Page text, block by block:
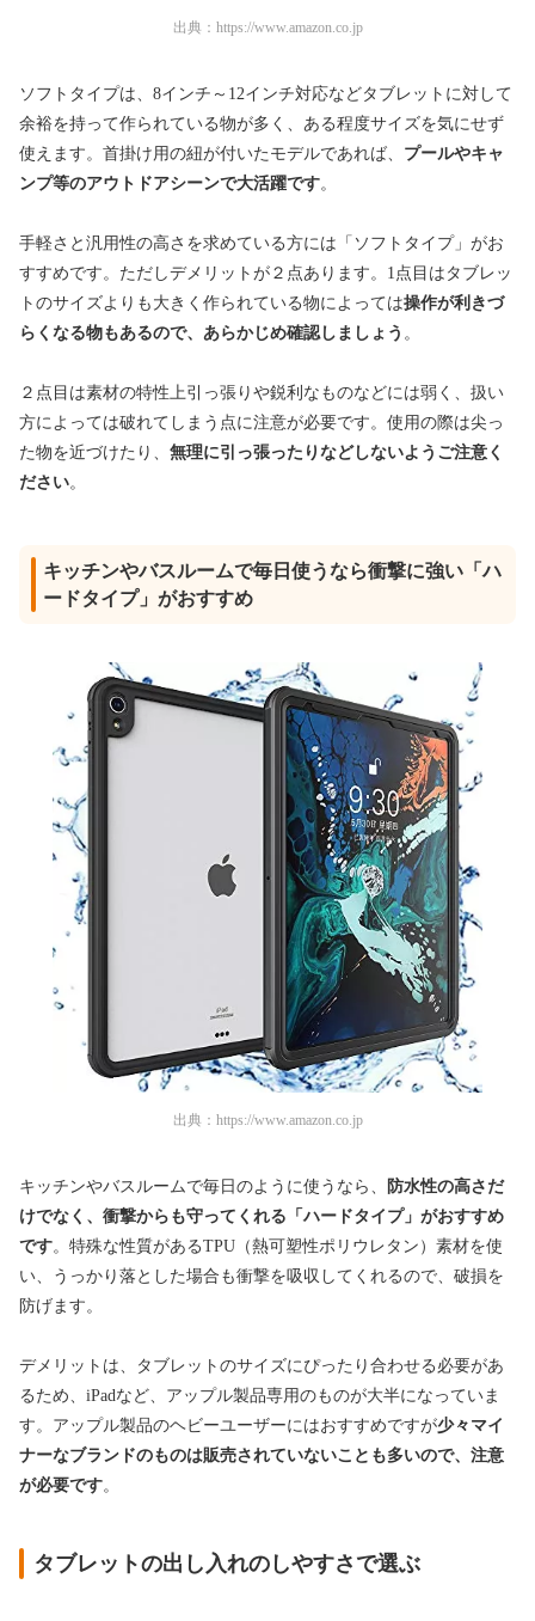
出典： https://www.amazon.co.jp
ソフトタイプは、8インチ～12インチ対応などタブレットに対して
余裕を持って作られている物が多く、ある程度サイズを気にせず
使えます。首掛け用の紐が付いたモデルであれば、 プールやキャ
ンプ等のアウトドアシーンで大活躍です。
手軽さと汎用性の高さを求めている方には「ソフトタイプ」がお
すすめです。ただしデメリットが２点あります。1点目はタブレッ
トのサイズよりも大きく作られている物によっては操作が利きづ
らくなる物もあるので、あらかじめ確認しましょう 。
２点目は素材の特性上引っ張りや鋭利なものなどには弱く、扱い
方によっては破れてしまう点に注意が必要です。使用の際は尖っ
た物を近づけたり、 無理に引っ張ったりなどしないようご注意く
ださい。
キッチンやバスルームで毎日使うなら衝撃に強い「ハ
ードタイプ」がおすすめ
出典： https://www.amazon.co.jp
キッチンやバスルームで毎日のように使うなら、
防水性の高さだ
けでなく、衝撃からも守ってくれる「ハードタイプ」がおすすめ
です。特殊な性質があるTPU（熱可塑性ポリウレタン）素材を使
い、うっかり落とした場合も衝撃を吸収してくれるので、破損を
防げます。
デメリットは、タブレットのサイズにぴったり合わせる必要があ
るため、iPadなど、アップル製品専用のものが大半になっていま
す。アップル製品のヘビーユーザーにはおすすめですが少々マイ
ナーなブランドのものは販売されていないことも多いので、注意
が必要です。
タブレットの出し入れのしやすさで選ぶ